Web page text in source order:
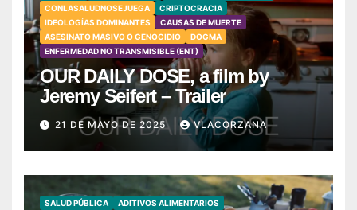
CONLASALUDNOSEJUEGA
CRIPTOCRACIA
IDEOLOGÍAS DOMINANTES
CAUSAS DE MUERTE
ASESINATO MASIVO O GENOCIDIO
DOGMA
ENFERMEDAD NO TRANSMISIBLE (ENT)
OUR DAILY DOSE, a film by
Jeremy Seifert – Trailer
21 DE MAYO DE 2025 VLACORZANA
SALUD PÚBLICA
ADITIVOS ALIMENTARIOS